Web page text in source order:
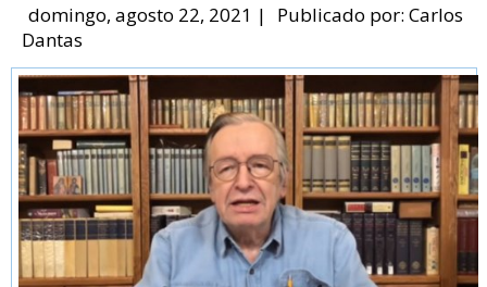
domingo, agosto 22, 2021 | Publicado por:Carlos
Dantas